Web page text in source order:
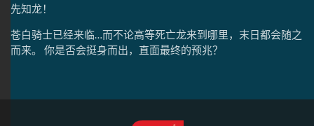
先知龙！
苍白骑士已经来临…而不论高等死亡龙来到哪里，末日都会随之
而来。 你是否会挺身而出，直面最终的预兆？